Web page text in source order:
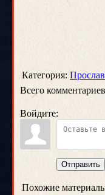
Категория:
Всего
Войдите:
Отправить
Похожие